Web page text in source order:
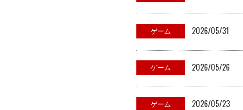
ゲーム 2026/05/31
ゲーム 2026/05/26
ゲーム 2026/05/23